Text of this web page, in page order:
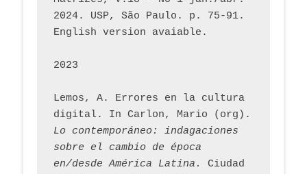
2024. USP, São Paulo. p. 75-91.
English version avaiable.
2023
Lemos, A. Errores en la cultura
Lo contemporáneo: indagaciones
sobre el cambio de época
en/desde América Latina.
Ciudad